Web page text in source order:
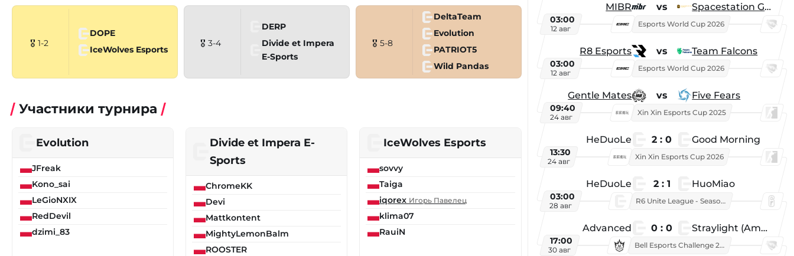
🎖 1-2
DOPE
IceWolves Esports
🎖 3-4
DERP
Divide et Impera
E-Sports
🎖 5-8
DeltaTeam
Evolution
PATRIOT5
Wild Pandas
Участники турнира
Evolution
JFreak
Kono_sai
LeGioNXIX
RedDevil
dzimi_83
Divide et Impera E-
Sports
ChromeKK
Devi
Mattkontent
MightyLemonBalm
ROOSTER
IceWolves Esports
sovvy
Taiga
iqorex Игорь Павелец
klima07
RauiN
MIBR vs Spacestation Gaming
03:00
12 авг
Esports World Cup 2026
R8 Esports vs Team Falcons
03:00
12 авг
Esports World Cup 2026
Gentle Mates vs Five Fears
09:40
24 авг
Xin Xin Esports Cup 2025
HeDuoLe 2 : 0 Good Morning
13:30
24 авг
Xin Xin Esports Cup 2026
HeDuoLe 2 : 1 HuoMiao
03:00
28 авг
R6 Unite League - Season 1
Advanced 0 : 0 Straylight (American team)
17:00
30 авг
Bell Esports Challenge 2026